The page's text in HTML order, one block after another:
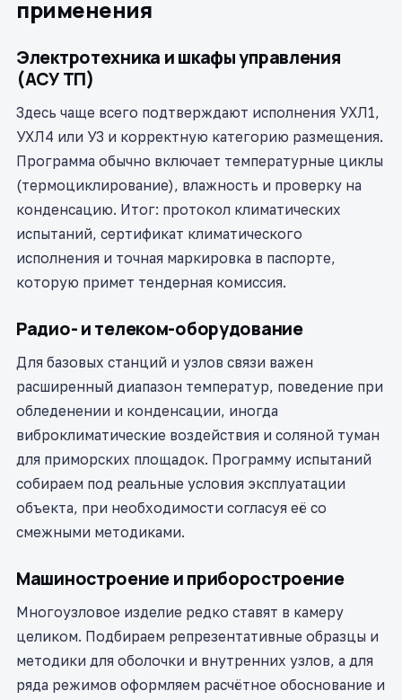
применения
Электротехника и шкафы управления
(АСУ ТП)
Здесь чаще всего подтверждают исполнения УХЛ1,
УХЛ4 или У3 и корректную категорию размещения.
Программа обычно включает температурные циклы
(термоциклирование), влажность и проверку на
конденсацию. Итог: протокол климатических
испытаний, сертификат климатического
исполнения и точная маркировка в паспорте,
которую примет тендерная комиссия.
Радио- и телеком-оборудование
Для базовых станций и узлов связи важен
расширенный диапазон температур, поведение при
обледенении и конденсации, иногда
виброклиматические воздействия и соляной туман
для приморских площадок. Программу испытаний
собираем под реальные условия эксплуатации
объекта, при необходимости согласуя её со
смежными методиками.
Машиностроение и приборостроение
Многоузловое изделие редко ставят в камеру
целиком. Подбираем репрезентативные образцы и
методики для оболочки и внутренних узлов, а для
ряда режимов оформляем расчётное обоснование и